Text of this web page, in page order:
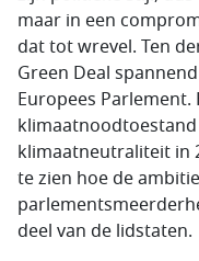
maar in een
dat tot wrevel. Ten
Green Deal
Europees
klimaatneutraliteit in
te zien hoe de
deel van de lidstaten.